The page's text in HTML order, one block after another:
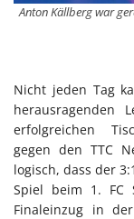
Anton Källberg war
Nicht jeden Tag
herausragenden
erfolgreichen
gegen den TTC
logisch, dass der
Spiel beim 1. FC
Finaleinzug in